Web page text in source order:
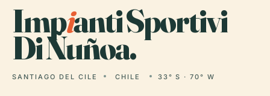
Impianti Sportivi
Di Ñuñoa.
SANTIAGO DEL CILE CHILE 33° S · 70° W